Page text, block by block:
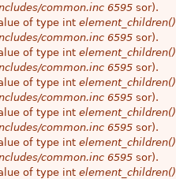
common.inc 6595 sor).
of type int element_children()
common.inc 6595 sor).
of type int element_children()
common.inc 6595 sor).
of type int element_children()
common.inc 6595 sor).
of type int element_children()
common.inc 6595 sor).
of type int element_children()
common.inc 6595 sor).
of type int element_children()